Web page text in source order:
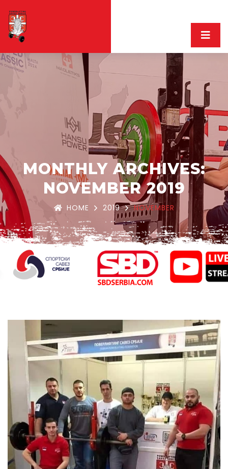
MONTHLY ARCHIVES:
NOVEMBER 2019
HOME 2019 NOVEMBER